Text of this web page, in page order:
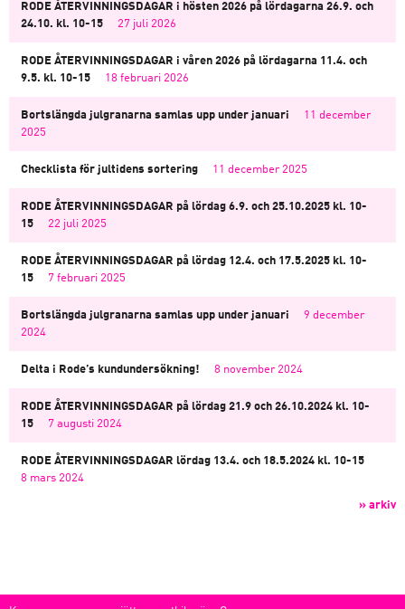
RODE ÅTERVINNINGSDAGAR i hösten 2026 på lördagarna 26.9. och
24.10. kl. 10-15
27 juli 2026
RODE ÅTERVINNINGSDAGAR i våren 2026 på lördagarna 11.4. och
9.5. kl. 10-15
18 februari 2026
Bortslängda julgranarna samlas upp under januari
11 december
2025
Checklista för jultidens sortering 11 december 2025
RODE ÅTERVINNINGSDAGAR på lördag 6.9. och 25.10.2025 kl. 10-
15
22 juli 2025
RODE ÅTERVINNINGSDAGAR på lördag 12.4. och 17.5.2025 kl. 10-
15
7 februari 2025
Bortslängda julgranarna samlas upp under januari
9 december
2024
Delta i Rode’s kundundersökning! 8 november 2024
RODE ÅTERVINNINGSDAGAR på lördag 21.9 och 26.10.2024 kl. 10-
15
7 augusti 2024
RODE ÅTERVINNINGSDAGAR lördag 13.4. och 18.5.2024 kl. 10-15
8 mars 2024
» arkiv